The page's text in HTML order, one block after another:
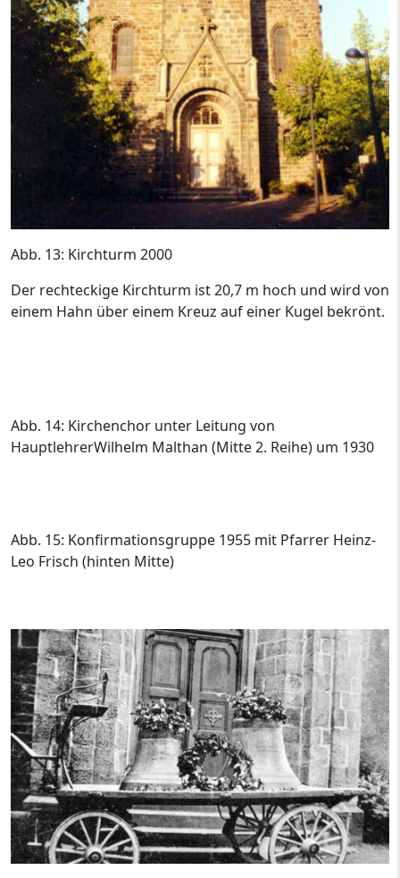
Abb. 13: Kirchturm 2000
Der rechteckige Kirchturm ist 20,7 m hoch und wird von
einem Hahn über einem Kreuz auf einer Kugel bekrönt.
Abb. 14: Kirchenchor unter Leitung von
HauptlehrerWilhelm Malthan (Mitte 2. Reihe) um 1930
Abb. 15: Konfirmationsgruppe 1955 mit Pfarrer Heinz-
Leo Frisch (hinten Mitte)